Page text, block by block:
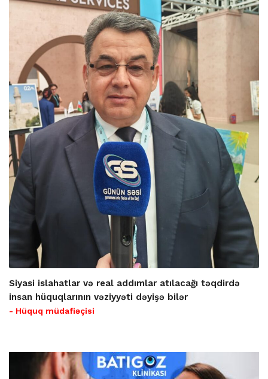
Siyasi islahatlar və real addımlar atılacağı təqdirdə
insan hüquqlarının vəziyyəti dəyişə bilər
- Hüquq müdafiəçisi